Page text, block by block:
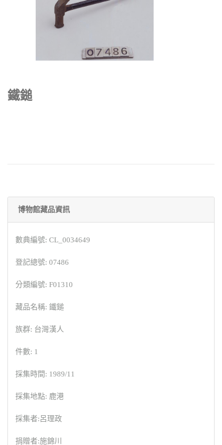
鐵鎚
博物館藏品資訊
數典編號: CL_0034649
登記總號: 07486
分類編號: F01310
藏品名稱: 鐵鎚
族群: 台灣漢人
件數: 1
採集時間: 1989/11
採集地點: 鹿港
採集者:呂理政
捐贈者:施錦川